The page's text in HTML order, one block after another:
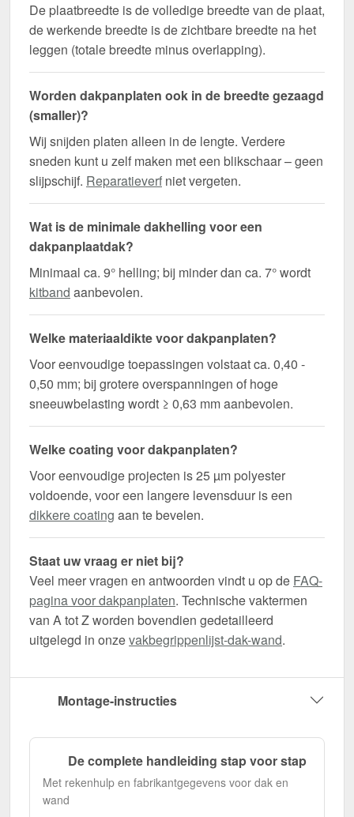
De plaatbreedte is de volledige breedte van de plaat,
de werkende breedte is de zichtbare breedte na het
leggen (totale breedte minus overlapping).
Worden dakpanplaten ook in de breedte gezaagd
(smaller)?
Wij snijden platen alleen in de lengte. Verdere
sneden kunt u zelf maken met een blikschaar – geen
slijpschijf. Reparatieverf niet vergeten.
Wat is de minimale dakhelling voor een
dakpanplaatdak?
Minimaal ca. 9° helling; bij minder dan ca. 7° wordt
kitband aanbevolen.
Welke materiaaldikte voor dakpanplaten?
Voor eenvoudige toepassingen volstaat ca. 0,40 -
0,50 mm; bij grotere overspanningen of hoge
sneeuwbelasting wordt ≥ 0,63 mm aanbevolen.
Welke coating voor dakpanplaten?
Voor eenvoudige projecten is 25 µm polyester
voldoende, voor een langere levensduur is een
dikkere coating aan te bevelen.
Staat uw vraag er niet bij?
Veel meer vragen en antwoorden vindt u op de FAQ-
pagina voor dakpanplaten. Technische vaktermen
van A tot Z worden bovendien gedetailleerd
uitgelegd in onzevakbegrippenlijst-dak-wand.
Montage-instructies
De complete handleiding stap voor stap
Met rekenhulp en fabrikantgegevens voor dak en
wand